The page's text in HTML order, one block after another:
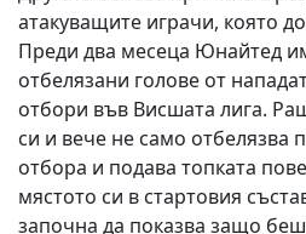
атакуващите играчи, която
Преди два месеца Юнайтед
отбелязани голове от
отбори във Висшата лига.
си и вече не само отбелязва
отбора и подава топката
мястото си в стартовия
започна да показва защо